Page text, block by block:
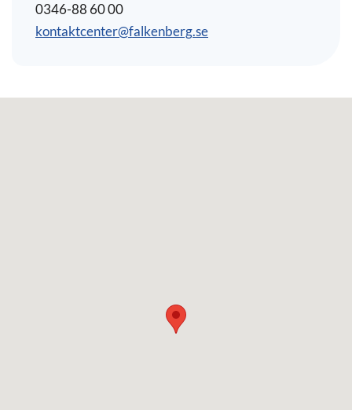
0346-88 60 00
kontaktcenter@falkenberg.se